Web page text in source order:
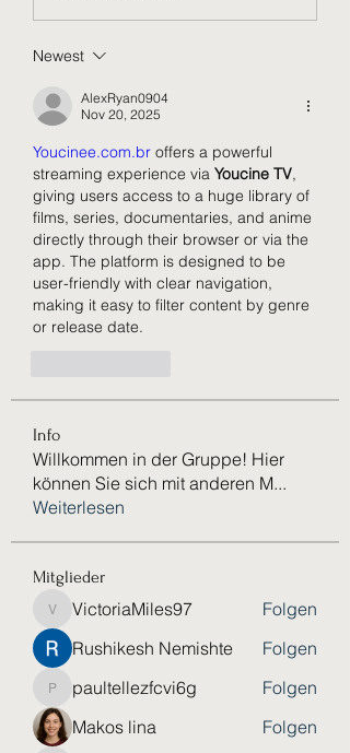
Newest
AlexRyan0904
Nov 20, 2025
Youcinee.com.br offers a powerful
streaming experience via Youcine TV,
giving users access to a huge library of
films, series, documentaries, and anime
directly through their browser or via the
app. The platform is designed to be
user-friendly with clear navigation,
making it easy to filter content by genre
or release date.
Info
Willkommen in der Gruppe! Hier
können Sie sich mit anderen M...
Weiterlesen
Mitglieder
VictoriaMiles97
VictoriaMiles97
Folgen
Rushikesh Nemishte
Folgen
paultellezfcvi6g
paultellezfcvi6g
Folgen
Makos lina
Folgen